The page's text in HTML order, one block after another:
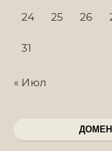
24 25 26
31
« Июл